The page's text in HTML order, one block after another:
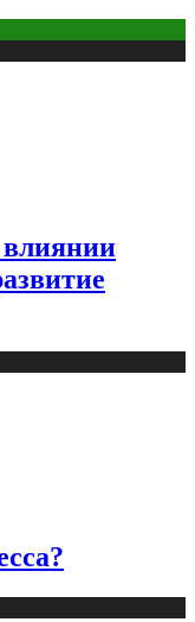
влиянии